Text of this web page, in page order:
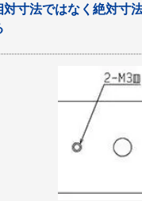
対寸法ではなく絶対寸